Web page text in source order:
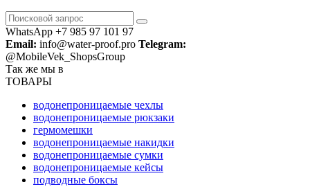
WhatsApp +7 985 97 101 97
Email: info@water-proof.pro Telegram:
@MobileVek_ShopsGroup
Так же мы в
ТОВАРЫ
водонепроницаемые чехлы
водонепроницаемые рюкзаки
гермомешки
водонепроницаемые накидки
водонепроницаемые сумки
водонепроницаемые кейсы
подводные боксы